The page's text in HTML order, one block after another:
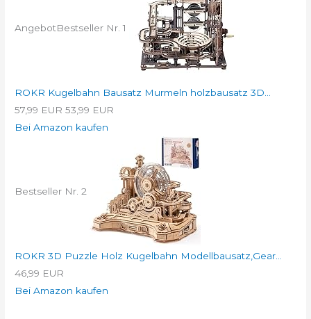
AngebotBestseller Nr. 1
ROKR Kugelbahn Bausatz Murmeln holzbausatz 3D...
57,99 EUR 53,99 EUR
Bei Amazon kaufen
Bestseller Nr. 2
ROKR 3D Puzzle Holz Kugelbahn Modellbausatz,Gear...
46,99 EUR
Bei Amazon kaufen